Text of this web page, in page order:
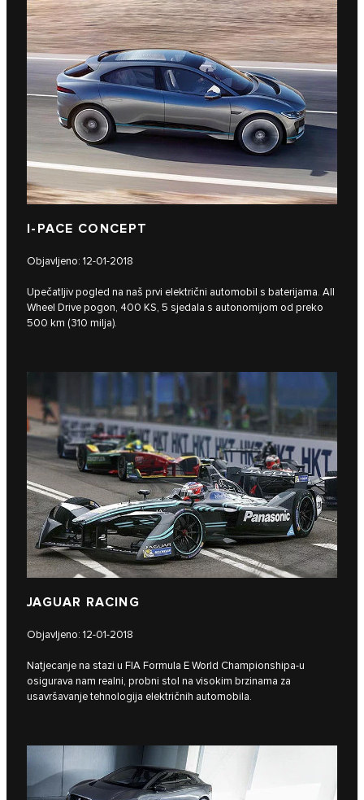
I‑PACE CONCEPT
Objavljeno: 12-01-2018
Upečatljiv pogled na naš prvi električni automobil s baterijama. All
Wheel Drive pogon, 400 KS, 5 sjedala s autonomijom od preko
500 km (310 milja).
JAGUAR RACING
Objavljeno: 12-01-2018
Natjecanje na stazi u FIA Formula E World Championshipa-u
osigurava nam realni, probni stol na visokim brzinama za
usavršavanje tehnologija električnih automobila.